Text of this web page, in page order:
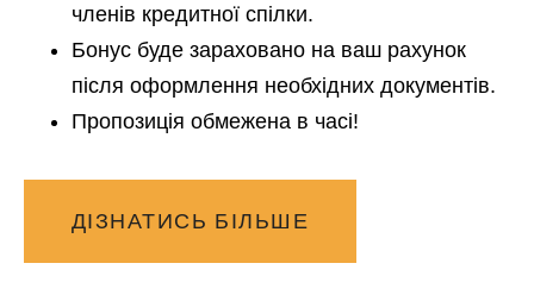
членів кредитної спілки.
Бонус буде зараховано на ваш рахунок
після оформлення необхідних документів.
Пропозиція обмежена в часі!
ДІЗНАТИСЬ БІЛЬШЕ